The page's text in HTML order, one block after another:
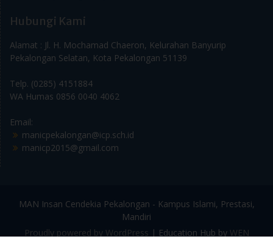
Hubungi Kami
Alamat : Jl. H. Mochamad Chaeron, Kelurahan Banyurip
Pekalongan Selatan, Kota Pekalongan 51139
Telp. (0285) 4151884
WA Humas 0856 0040 4062
Email:
manicpekalongan@icp.sch.id
manicp2015@gmail.com
MAN Insan Cendekia Pekalongan - Kampus Islami, Prestasi,
Mandiri
Proudly powered by WordPress | Education Hub by WEN